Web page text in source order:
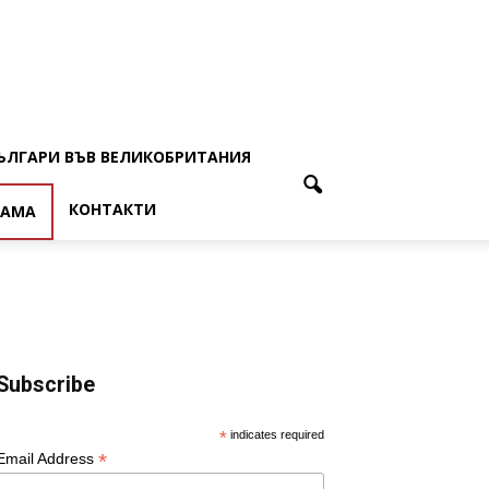
ВЪВ ВЕЛИКОБРИТАНИЯ
КОНТАКТИ
* indicates required
Address *